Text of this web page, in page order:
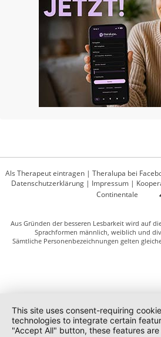
Als Therapeut eintragen | Theralupa bei
Datenschutzerklärung| Impressum|
Continentale
Aus Gründen der besseren Lesbarkeit wird auf
Sprachformen männlich, weiblich und
Sämtliche Personenbezeichnungen gelten
This site uses consent-requiring
technologies to integrate certain
"Accept All" button, these features